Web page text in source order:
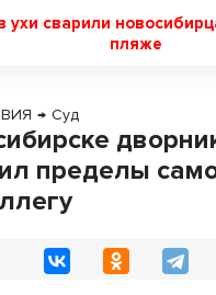
ухи сварили
пляже
→ Суд
пределы